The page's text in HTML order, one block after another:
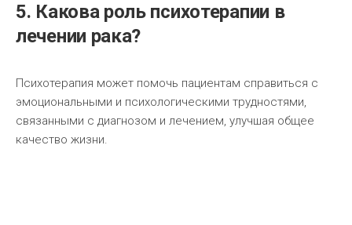
5. Какова роль психотерапии в
лечении рака?
Психотерапия может помочь пациентам справиться с
эмоциональными и психологическими трудностями,
связанными с диагнозом и лечением, улучшая общее
качество жизни.